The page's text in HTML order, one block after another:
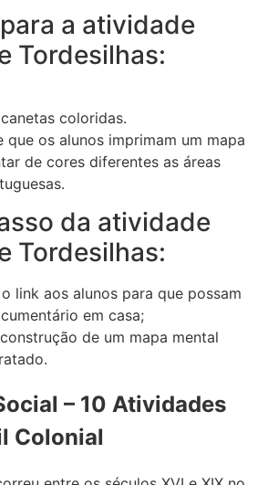
a atividade
Tordesilhas:
coloridas.
que os alunos imprimam um mapa
de cores diferentes as áreas
da atividade
Tordesilhas:
link aos alunos para que possam
em casa;
de um mapa mental
– 10 Atividades
Colonial